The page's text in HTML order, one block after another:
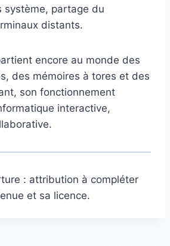
système, partage du
distants.
encore au monde des
des mémoires à tores et des
son fonctionnement
interactive,
: attribution à compléter
et sa licence.